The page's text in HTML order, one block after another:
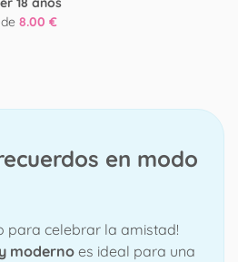
8.00 €
en modo
para celebrar la amistad!
moderno es ideal para una